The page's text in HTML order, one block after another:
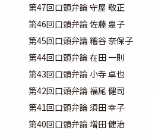
第47回口頭弁論 守屋 敬正
第46回口頭弁論 佐藤 惠子
第45回口頭弁論 糟谷 奈保子
第44回口頭弁論 在田 一則
第43回口頭弁論 小寺 卓也
第42回口頭弁論 福尾 健司
第41回口頭弁論 須田 幸子
第40回口頭弁論 増田 健治